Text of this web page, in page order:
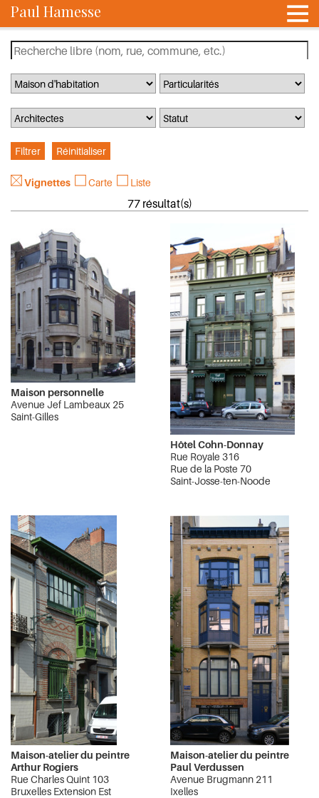
Paul Hamesse
Vignettes Carte Liste
77 résultat(s)
Maison personnelle
Avenue Jef Lambeaux 25
Saint-Gilles
Hôtel Cohn-Donnay
Rue Royale 316
Rue de la Poste 70
Saint-Josse-ten-Noode
Maison-atelier du peintre
Arthur Rogiers
Rue Charles Quint 103
Bruxelles Extension Est
Maison-atelier du peintre
Paul Verdussen
Avenue Brugmann 211
Ixelles